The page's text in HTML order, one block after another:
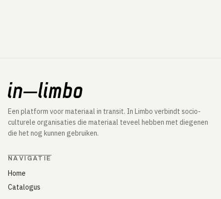
Een platform voor materiaal in transit. In Limbo verbindt socio-
culturele organisaties die materiaal teveel hebben met diegenen
die het nog kunnen gebruiken.
NAVIGATIE
Home
Catalogus